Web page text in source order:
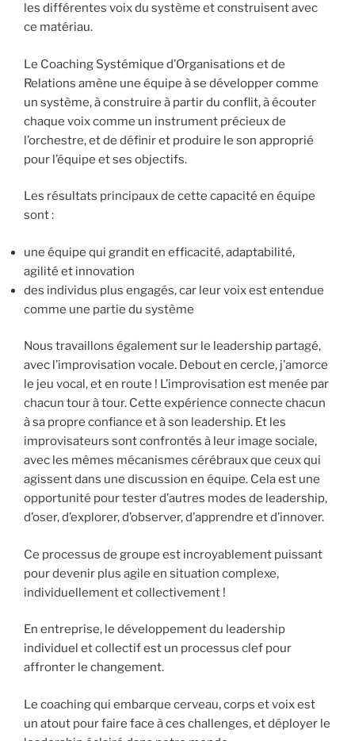
les différentes voix du système et construisent avec
ce matériau.
Le Coaching Systémique d’Organisations et de
Relations amène une équipe à se développer comme
un système, à construire à partir du conflit, à écouter
chaque voix comme un instrument précieux de
l’orchestre, et de définir et produire le son approprié
pour l’équipe et ses objectifs.
Les résultats principaux de cette capacité en équipe
sont :
une équipe qui grandit en efficacité, adaptabilité,
agilité et innovation
des individus plus engagés, car leur voix est entendue
comme une partie du système
Nous travaillons également sur le leadership partagé,
avec l’improvisation vocale. Debout en cercle, j’amorce
le jeu vocal, et en route ! L’improvisation est menée par
chacun tour à tour. Cette expérience connecte chacun
à sa propre confiance et à son leadership. Et les
improvisateurs sont confrontés à leur image sociale,
avec les mêmes mécanismes cérébraux que ceux qui
agissent dans une discussion en équipe. Cela est une
opportunité pour tester d’autres modes de leadership,
d’oser, d’explorer, d’observer, d’apprendre et d’innover.
Ce processus de groupe est incroyablement puissant
pour devenir plus agile en situation complexe,
individuellement et collectivement !
En entreprise, le développement du leadership
individuel et collectif est un processus clef pour
affronter le changement.
Le coaching qui embarque cerveau, corps et voix est
un atout pour faire face à ces challenges, et déployer le